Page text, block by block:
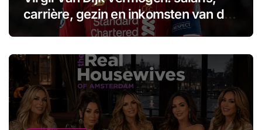
carrière, gezin en inkomsten van de
aanvoerder